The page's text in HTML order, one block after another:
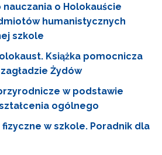
o Holokauście
humanistycznych
szkole
Książka pomocnicza
Żydów
w podstawie
ogólnego
w szkole. Poradnik dla